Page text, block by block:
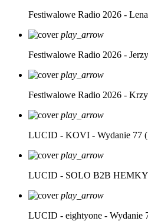
Festiwalowe Radio 2026 -
play_arrow
Festiwalowe Radio 2026 -
play_arrow
Festiwalowe Radio 2026 -
play_arrow
LUCID - KOVI - Wydanie 77
play_arrow
LUCID - SOLO B2B HEMKY
play_arrow
LUCID - eightyone - Wydanie